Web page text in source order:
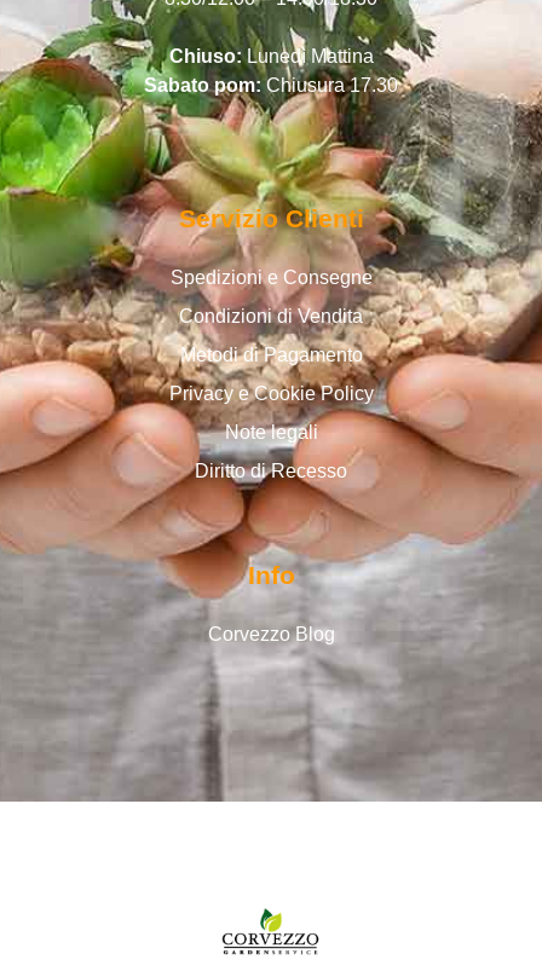
Chiuso:Lunedì Mattina
Sabato pom:Chiusura 17.30
Servizio Clienti
Spedizioni e Consegne
Condizioni di Vendita
Metodi di Pagamento
Privacy e Cookie Policy
Note legali
Diritto di Recesso
Info
Corvezzo Blog